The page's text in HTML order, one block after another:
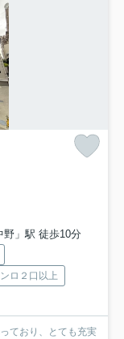
野」駅 徒歩10分
ロ２口以上
ており、とても充実